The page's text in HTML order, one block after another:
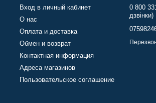
Вход в личный кабинет
О нас
Оплата и доставка
Обмен и возврат
Контактная информация
Адреса магазинов
Пользовательское соглашение
0 800
дзвінки)